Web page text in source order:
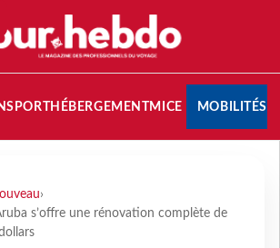
HÉBERGEMENTMICE MOBILITÉS
›
s’offre une rénovation complète de